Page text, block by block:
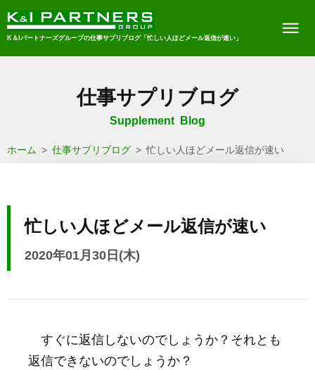
K＆Iパートナーズグループの仕事サプリブログ「忙しい人ほどメール返信が速い」
仕事サプリブログ
Supplement Blog
ホーム > 仕事サプリブログ >忙しい人ほどメール返信が速い
忙しい人ほどメール返信が速い
2020年01月30日(木)
すぐに返信しないのでしょうか？それとも
返信できないのでしょうか？